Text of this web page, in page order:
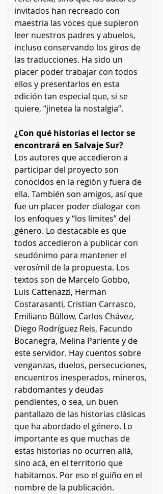
invitados han recreado con
maestría las voces que supieron
leer nuestros padres y abuelos,
incluso conservando los giros de
las traducciones. Ha sido un
placer poder trabajar con todos
ellos y presentarlos en esta
edición tan especial que, si se
quiere, “jinetea la nostalgia”.
¿Con qué historias el lector se
encontrará en Salvaje Sur?
Los autores que accedieron a
participar del proyecto son
conocidos en la región y fuera de
ella. También son amigos, así que
fue un placer poder dialogar con
los enfoques y “los límites” del
género. Lo destacable es que
todos accedieron a publicar con
seudónimo para mantener el
verosímil de la propuesta. Los
textos son de Marcelo Gobbo,
Luis Cattenazzi, Herman
Costarasanti, Cristian Carrasco,
Emiliano Büllow, Carlos Chávez,
Diego Rodríguez Reis, Facundo
Bocanegra, Melina Pariente y de
este servidor. Hay cuentos sobre
venganzas, duelos, persecuciones,
encuentros inesperados, mineros,
rabdomantes y deudas
pendientes, o sea, un buen
pantallazo de las historias clásicas
que ha abordado el género. Lo
importante es que muchas de
estas historias no ocurren allá,
sino acá, en el territorio que
habitamos. Por eso el guiño en el
nombre de la publicación.